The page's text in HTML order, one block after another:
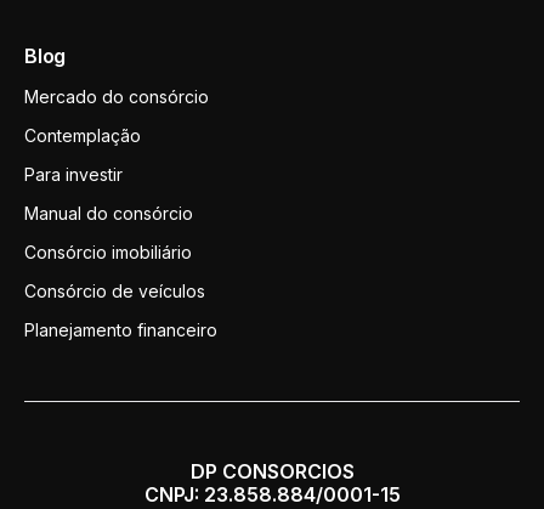
Blog
Mercado do consórcio
Contemplação
Para investir
Manual do consórcio
Consórcio imobiliário
Consórcio de veículos
Planejamento financeiro
DP CONSORCIOS
CNPJ: 23.858.884/0001-15